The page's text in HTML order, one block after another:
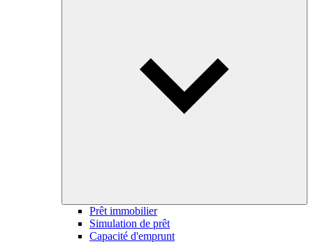
Prêt immobilier
Simulation de prêt
Capacité d'emprunt